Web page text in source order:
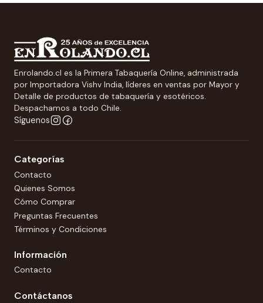
Enrolando.cl es la Primera Tabaquería Online, administrada
por Importadora Vishv India, líderes en ventas por Mayor y
Detalle de productos de tabaquería y esotéricos.
Despachamos a todo Chile.
Síguenos
Categorías
Contacto
Quienes Somos
Cómo Comprar
Preguntas Frecuentes
Términos y Condiciones
Información
Contacto
Contáctanos